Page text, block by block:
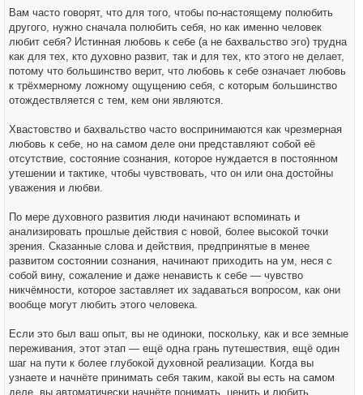
Вам часто говорят, что для того, чтобы по-настоящему полюбить
другого, нужно сначала полюбить себя, но как именно человек
любит себя? Истинная любовь к себе (а не бахвальство эго) трудна
как для тех, кто духовно развит, так и для тех, кто этого не делает,
потому что большинство верит, что любовь к себе означает любовь
к трёхмерному ложному ощущению себя, с которым большинство
отождествляется с тем, кем они являются.
Хвастовство и бахвальство часто воспринимаются как чрезмерная
любовь к себе, но на самом деле они представляют собой её
отсутствие, состояние сознания, которое нуждается в постоянном
утешении и тактике, чтобы чувствовать, что он или она достойны
уважения и любви.
По мере духовного развития люди начинают вспоминать и
анализировать прошлые действия с новой, более высокой точки
зрения. Сказанные слова и действия, предпринятые в менее
развитом состоянии сознания, начинают приходить на ум, неся с
собой вину, сожаление и даже ненависть к себе — чувство
никчёмности, которое заставляет их задаваться вопросом, как они
вообще могут любить этого человека.
Если это был ваш опыт, вы не одиноки, поскольку, как и все земные
переживания, этот этап — ещё одна грань путешествия, ещё один
шаг на пути к более глубокой духовной реализации. Когда вы
узнаете и начнёте принимать себя таким, какой вы есть на самом
деле, вы автоматически начнёте понимать, ценить и любить